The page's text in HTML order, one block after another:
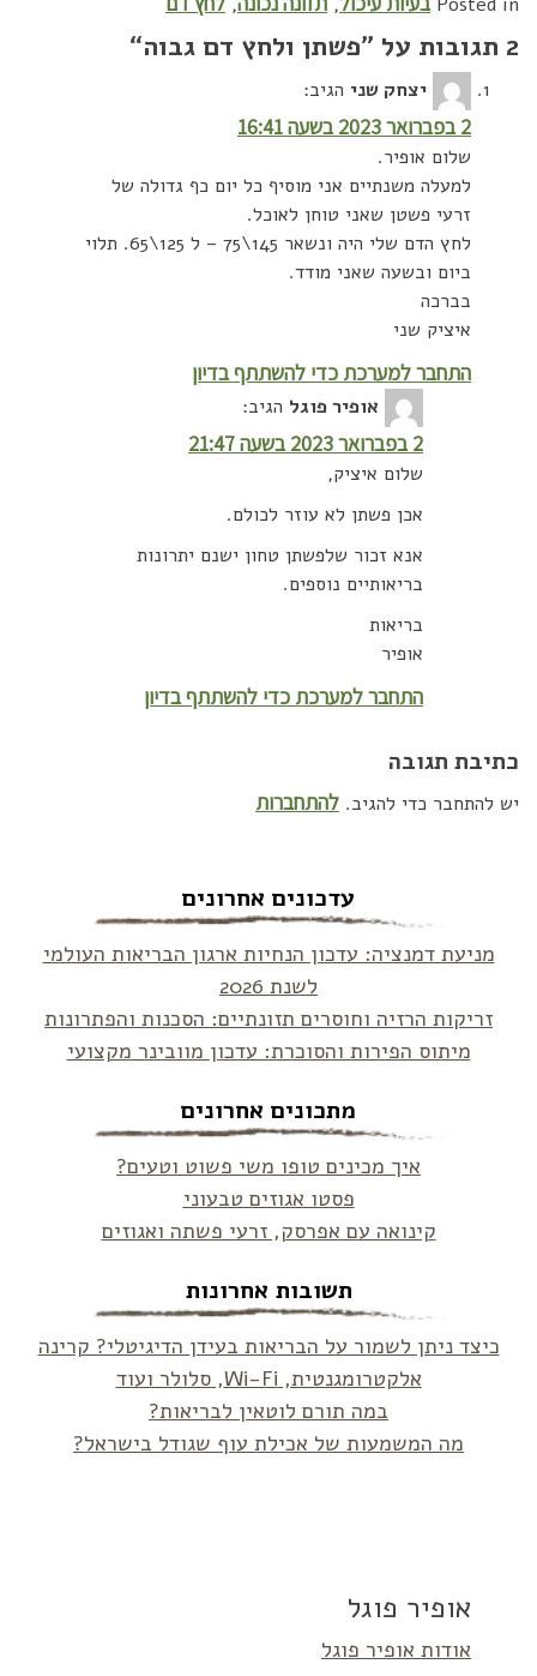
2 תגובות על ” פשתן ולחץ דם גבוה“
יצחק שני הגיב:
2 בפברואר 2023 בשעה 16:41
שלום אופיר.
למעלה משנתיים אני מוסיף כל יום כף גדולה של
זרעי פשטן שאני טוחן לאוכל.
לחץ הדם שלי היה ונשאר 145\75 – ל 125\65. תלוי
ביום ובשעה שאני מודד.
בברכה
איציק שני
התחבר למערכת כדי להשתתף בדיון
אופיר פוגל הגיב:
2 בפברואר 2023 בשעה 21:47
שלום איציק,
אכן פשתן לא עוזר לכולם.
אנא זכור שלפשתן טחון ישנם יתרונות
בריאותיים נוספים.
בריאות
אופיר
התחבר למערכת כדי להשתתף בדיון
כתיבת תגובה
יש להתחבר כדי להגיב. להתחברות
עדכונים אחרונים
מניעת דמנציה: עדכון הנחיות ארגון הבריאות העולמי
לשנת 2026
זריקות הרזיה וחוסרים תזונתיים: הסכנות והפתרונות
מיתוס הפירות והסוכרת: עדכון מוובינר מקצועי
מתכונים אחרונים
איך מכינים טופו משי פשוט וטעים?
פסטו אגוזים טבעוני
קינואה עם אפרסק, זרעי פשתה ואגוזים
תשובות אחרונות
כיצד ניתן לשמור על הבריאות בעידן הדיגיטלי? קרינה
אלקטרומגנטית, Wi-Fi, סלולר ועוד
במה תורם לוטאין לבריאות?
מה המשמעות של אכילת עוף שגודל בישראל?
אופיר פוגל
אודות אופיר פוגל